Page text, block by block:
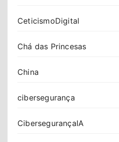
CeticismoDigital
Chá das Princesas
China
cibersegurança
CibersegurançaIA